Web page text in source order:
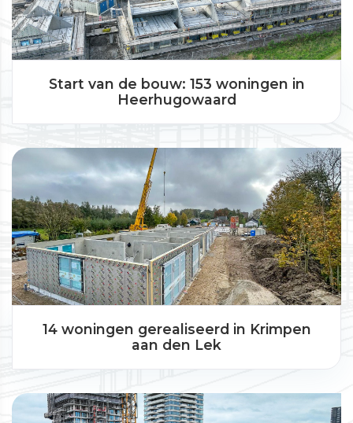
Start van de bouw: 153 woningen in
Heerhugowaard
14 woningen gerealiseerd in Krimpen
aan den Lek